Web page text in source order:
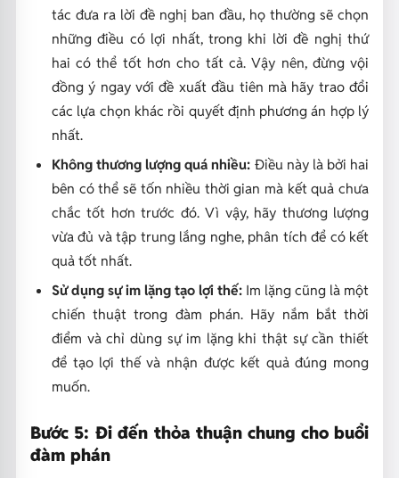
tác đưa ra lời đề nghị ban đầu, họ thường sẽ chọn
những điều có lợi nhất, trong khi lời đề nghị thứ
hai có thể tốt hơn cho tất cả. Vậy nên, đừng vội
đồng ý ngay với đề xuất đầu tiên mà hãy trao đổi
các lựa chọn khác rồi quyết định phương án hợp lý
nhất.
Không thương lượng quá nhiều: Điều này là bởi hai
bên có thể sẽ tốn nhiều thời gian mà kết quả chưa
chắc tốt hơn trước đó. Vì vậy, hãy thương lượng
vừa đủ và tập trung lắng nghe, phân tích để có kết
quả tốt nhất.
Sử dụng sự im lặng tạo lợi thế: Im lặng cũng là một
chiến thuật trong đàm phán. Hãy nắm bắt thời
điểm và chỉ dùng sự im lặng khi thật sự cần thiết
để tạo lợi thế và nhận được kết quả đúng mong
muốn.
Bước 5: Đi đến thỏa thuận chung cho buổi
đàm phán